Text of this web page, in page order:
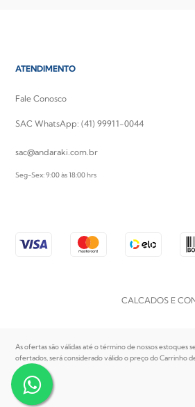
ATENDIMENTO
Fale Conosco
SAC WhatsApp: (41) 99911-0044
sac@andaraki.com.br
Seg-Sex: 9:00 às 18:00 hrs
CALCADOS E
As ofertas são válidas até o término de nossos estoques
ofertados, será considerado válido o preço do Carrinho